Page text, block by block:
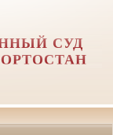
СУД